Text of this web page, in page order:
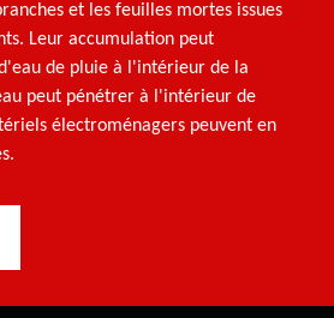
et les feuilles mortes issues
Leur accumulation peut
de pluie à l'intérieur de la
peut pénétrer à l'intérieur de
électroménagers peuvent en